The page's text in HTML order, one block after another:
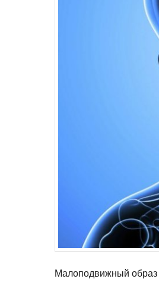
Малоподвижный образ